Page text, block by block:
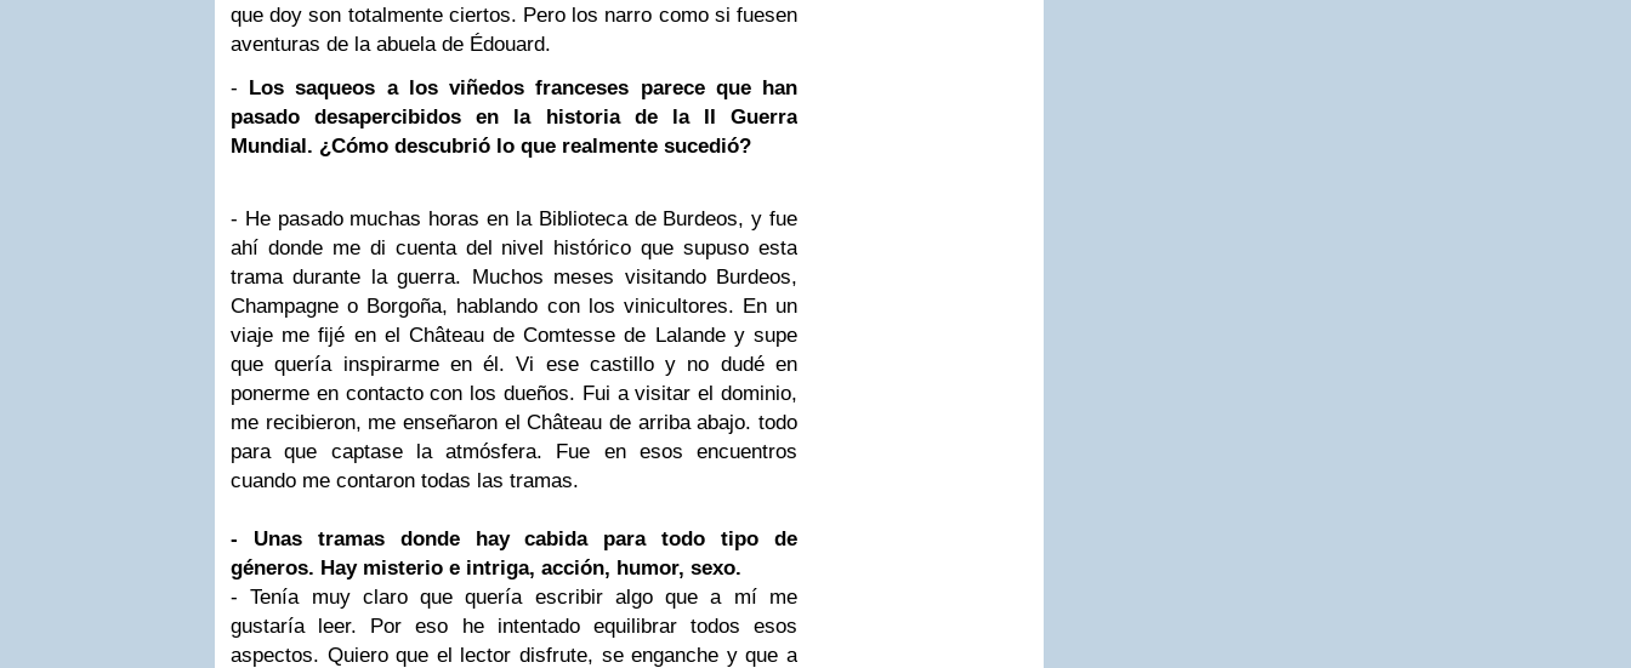
que doy son totalmente ciertos. Pero los narro como si fuesen
aventuras de la abuela de Édouard.
- Los saqueos a los viñedos franceses parece que han
pasado desapercibidos en la historia de la II Guerra
Mundial. ¿Cómo descubrió lo que realmente sucedió?
- He pasado muchas horas en la Biblioteca de Burdeos, y fue
ahí donde me di cuenta del nivel histórico que supuso esta
trama durante la guerra. Muchos meses visitando Burdeos,
Champagne o Borgoña, hablando con los vinicultores. En un
viaje me fijé en el Château de Comtesse de Lalande y supe
que quería inspirarme en él. Vi ese castillo y no dudé en
ponerme en contacto con los dueños. Fui a visitar el dominio,
me recibieron, me enseñaron el Château de arriba abajo. todo
para que captase la atmósfera. Fue en esos encuentros
cuando me contaron todas las tramas.
- Unas tramas donde hay cabida para todo tipo de
géneros. Hay misterio e intriga, acción, humor, sexo.
- Tenía muy claro que quería escribir algo que a mí me
gustaría leer. Por eso he intentado equilibrar todos esos
aspectos. Quiero que el lector disfrute, se enganche y que a